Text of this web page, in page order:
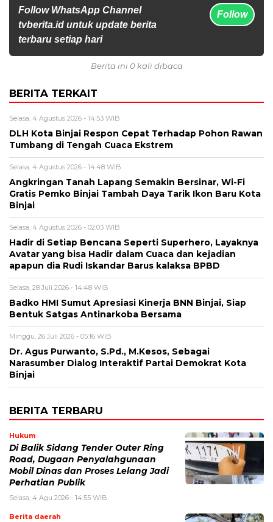
Follow WhatsApp Channel
tvberita.id untuk update berita
terbaru setiap hari
Follow
Berita ini 0 kali dibaca
BERITA TERKAIT
Selasa, 4 Agustus 2026 - 14:53 WIB
DLH Kota Binjai Respon Cepat Terhadap Pohon Rawan
Tumbang di Tengah Cuaca Ekstrem
Selasa, 4 Agustus 2026 - 14:48 WIB
Angkringan Tanah Lapang Semakin Bersinar, Wi-Fi
Gratis Pemko Binjai Tambah Daya Tarik Ikon Baru Kota
Binjai
Selasa, 4 Agustus 2026 - 02:03 WIB
Hadir di Setiap Bencana Seperti Superhero, Layaknya
Avatar yang bisa Hadir dalam Cuaca dan kejadian
apapun dia Rudi Iskandar Barus kalaksa BPBD
Selasa, 28 Juli 2026 - 14:48 WIB
Badko HMI Sumut Apresiasi Kinerja BNN Binjai, Siap
Bentuk Satgas Antinarkoba Bersama
Minggu, 26 Juli 2026 - 05:16 WIB
Dr. Agus Purwanto, S.Pd., M.Kesos, Sebagai
Narasumber Dialog Interaktif Partai Demokrat Kota
Binjai
BERITA TERBARU
Hukum
Di Balik Sidang Tender Outer Ring
Road, Dugaan Penyalahgunaan
Mobil Dinas dan Proses Lelang Jadi
Perhatian Publik
Selasa, 4 Agu 2026 - 14:55 WIB
Berita daerah